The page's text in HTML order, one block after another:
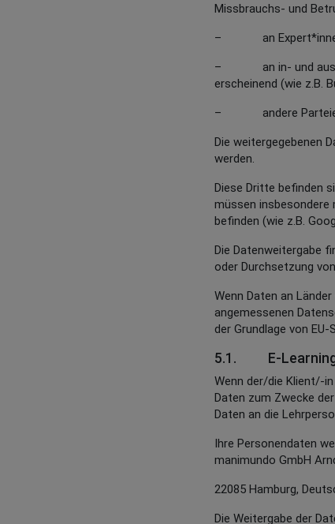
Missbrauchs- und
– an Expert*innen
– an in- und
erscheinend (wie z.B.
– andere Parteien in
Die weitergegebenen
werden.
Diese Dritte befinden
müssen insbesondere
befinden (wie z.B.
Die Datenweitergabe
oder Durchsetzung
Wenn Daten an
angemessenen
der Grundlage von EU-
5.1. E-
Wenn der/die Klient/-
Daten zum Zwecke
Daten an die
Ihre Personendaten
manimundo GmbH
22085 Hamburg,
Die Weitergabe der